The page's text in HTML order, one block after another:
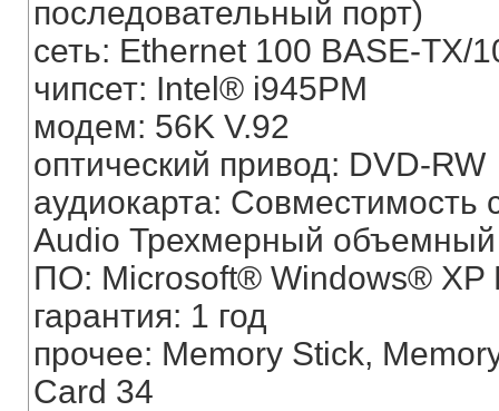
последовательный порт)
сеть: Ethernet 100 BASE-TX/
чипсет: Intel® i945PM
модем: 56K V.92
оптический привод: DVD-RW
аудиокарта: Совместимость
Audio Трехмерный объемный
ПО: Microsoft® Windows® XP
гарантия: 1 год
прочее: Memory Stick,
Card 34